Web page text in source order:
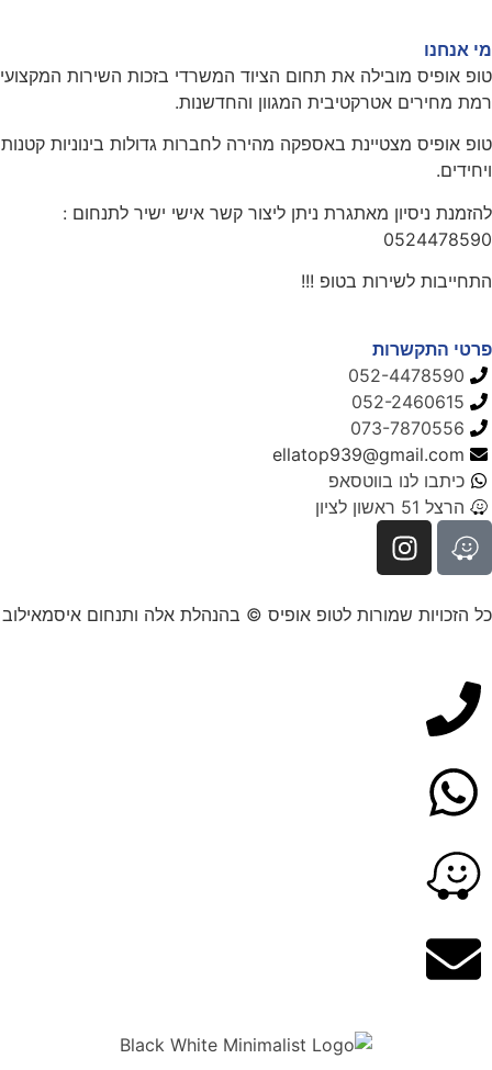
מי אנחנו
טופ אופיס מובילה את תחום הציוד המשרדי בזכות השירות המקצועי
רמת מחירים אטרקטיבית המגוון והחדשנות.
טופ אופיס מצטיינת באספקה מהירה לחברות גדולות בינוניות קטנות
ויחידים.
להזמנת ניסיון מאתגרת ניתן ליצור קשר אישי ישיר לתנחום :
0524478590
התחייבות לשירות בטופ !!!
פרטי התקשרות
052-4478590
052-2460615
073-7870556
ellatop939@gmail.com
כיתבו לנו בווטסאפ
הרצל 51 ראשון לציון
כל הזכויות שמורות לטופ אופיס © בהנהלת אלה ותנחום איסמאילוב